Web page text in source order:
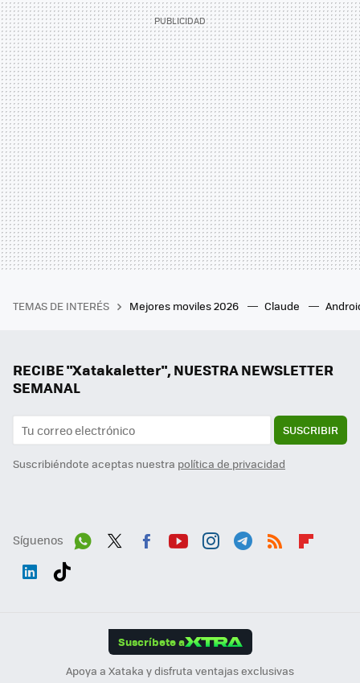
TEMAS DE INTERÉS Mejores moviles 2026 Claude
RECIBE "Xatakaletter", NUESTRA NEWSLETTER
SEMANAL
SUSCRIBIR
Suscribiéndote aceptas nuestra política de privacidad
Síguenos
Suscríbete a
Apoya a Xataka y disfruta ventajas exclusivas